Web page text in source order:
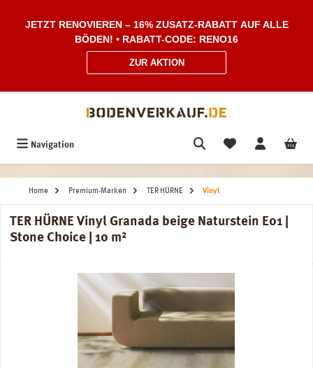
JETZT RENOVIEREN – 16% ZUSATZ-RABATT AUF ALLE
BÖDEN! • RABATT-CODE: RENO16
ZUR AKTION
Navigation
Home Premium-Marken TER HÜRNE Vinyl
TER HÜRNE Vinyl Granada beige Naturstein E01 |
Stone Choice | 10 m²
Bildergalerie überspringen